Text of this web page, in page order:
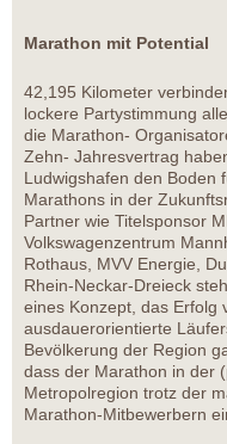
Marathon mit Potential
42,195 Kilometer
lockere Partystimmung
die Marathon-
Zehn- Jahresvertrag
Ludwigshafen den Boden
Marathons in der
Partner wie Titelsponsor
Volkswagenzentrum
Rothaus, MVV Energie,
Rhein-Neckar-Dreieck
eines Konzept, das Erfolg
ausdauerorientierte
Bevölkerung der Region
dass der Marathon in der
Metropolregion trotz der
Marathon-Mitbewerbern